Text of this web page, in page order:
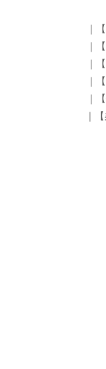
｜
｜
｜
｜
｜
｜